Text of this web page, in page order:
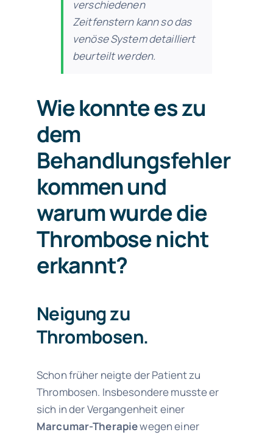
verschiedenen
Zeitfenstern kann so das
venöse System detailliert
beurteilt werden.
Wie konnte es zu
dem
Behandlungsfehler
kommen und
warum wurde die
Thrombose nicht
erkannt?
Neigung zu
Thrombosen.
Schon früher neigte der Patient zu
Thrombosen. Insbesondere musste er
sich in der Vergangenheit einer
Marcumar-Therapiewegen einer